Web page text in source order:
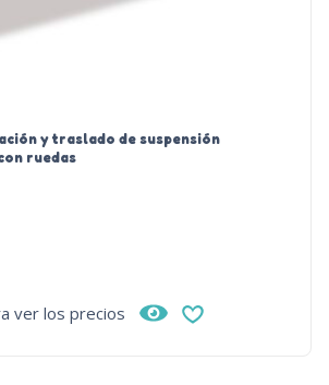
y traslado de suspensión
ruedas
ver los precios